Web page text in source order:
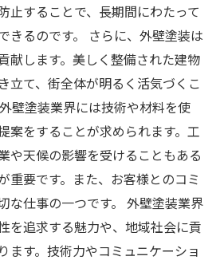
止することで、長期間にわたって
きるのです。 さらに、外壁塗装は
献します。美しく整備された建物
立て、街全体が明るく活気づくこ
壁塗装業界には技術や材料を使
案をすることが求められます。工
や天候の影響を受けることもある
重要です。また、お客様とのコミ
な仕事の一つです。 外壁塗装業界
を追求する魅力や、地域社会に貢
ます。技術力やコミュニケーショ